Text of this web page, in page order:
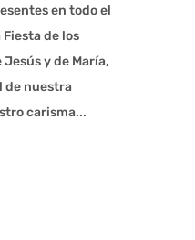
en todo el
de los
y de María,
de nuestra
carisma...